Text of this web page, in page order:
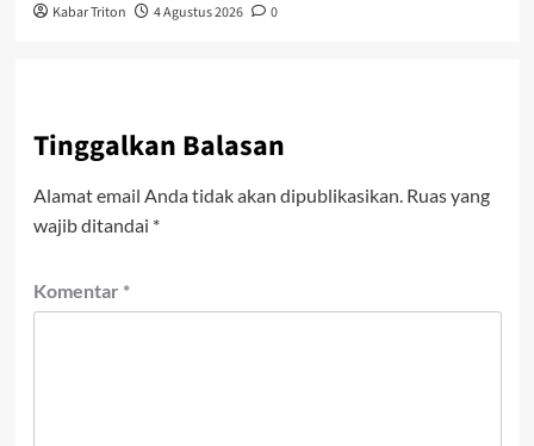
Kabar Triton 4 Agustus 2026 0
Tinggalkan Balasan
Alamat email Anda tidak akan dipublikasikan. Ruas yang
wajib ditandai *
Komentar *